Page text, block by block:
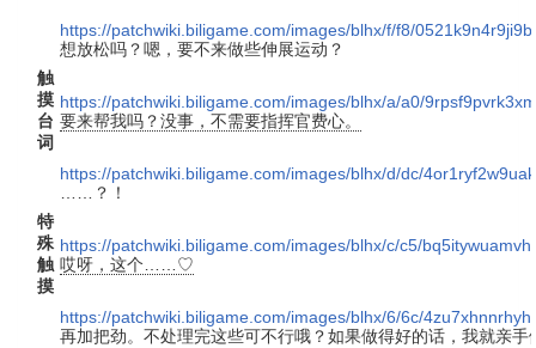
https://patchwiki.biligame.com/images/blhx/f/f8/
触
摸
台
词
想放松吗？嗯，要不来做些伸展运动？
https://patchwiki.biligame.com/images/blhx/a/a0/
要来帮我吗？没事，不需要指挥官费心。
https://patchwiki.biligame.com/images/blhx/d/dc/
特
殊
触
摸
……？！
https://patchwiki.biligame.com/images/blhx/c/c5/
哎呀，这个……♡
https://patchwiki.biligame.com/images/blhx/6/6c/
再加把劲。不处理完这些可不行哦？如果做得好的话，我就亲手